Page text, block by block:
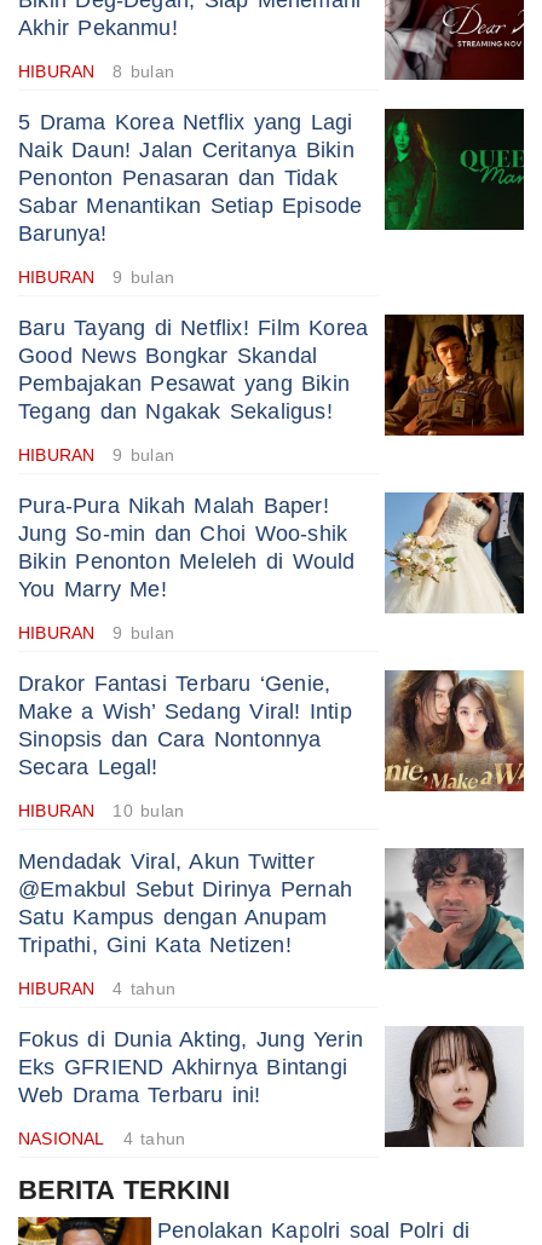
Akhir Pekanmu!
HIBURAN 8 bulan
5 Drama Korea Netflix yang Lagi
Naik Daun! Jalan Ceritanya Bikin
Penonton Penasaran dan Tidak
Sabar Menantikan Setiap Episode
Barunya!
HIBURAN 9 bulan
Baru Tayang di Netflix! Film Korea
Good News Bongkar Skandal
Pembajakan Pesawat yang Bikin
Tegang dan Ngakak Sekaligus!
HIBURAN 9 bulan
Pura-Pura Nikah Malah Baper!
Jung So-min dan Choi Woo-shik
Bikin Penonton Meleleh di Would
You Marry Me!
HIBURAN 9 bulan
Drakor Fantasi Terbaru ‘Genie,
Make a Wish’ Sedang Viral! Intip
Sinopsis dan Cara Nontonnya
Secara Legal!
HIBURAN 10 bulan
Mendadak Viral, Akun Twitter
@Emakbul Sebut Dirinya Pernah
Satu Kampus dengan Anupam
Tripathi, Gini Kata Netizen!
HIBURAN 4 tahun
Fokus di Dunia Akting, Jung Yerin
Eks GFRIEND Akhirnya Bintangi
Web Drama Terbaru ini!
NASIONAL 4 tahun
BERITA TERKINI
Penolakan Kapolri soal Polri di